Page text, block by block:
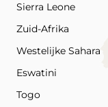
Sierra Leone
Zuid-Afrika
Westelijke Sahara
Eswatini
Togo